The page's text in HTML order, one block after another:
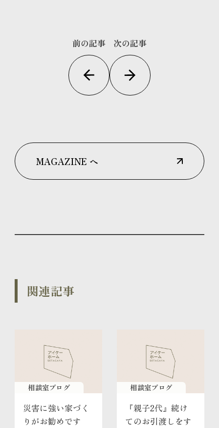
前の記事 次の記事
MAGAZINE へ
関連記事
相談室ブログ
災害に強い家づく
りがお勧めです
相談室ブログ
『親子2代』続け
てのお引渡しをす